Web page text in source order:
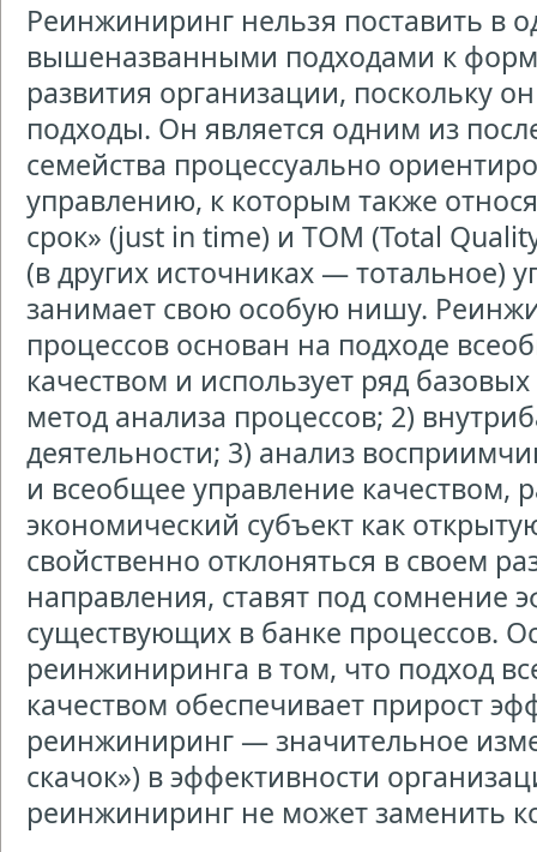
Реинжиниринг нельзя поставить в
вышеназванными подходами к
развития организации, поскольку
подходы. Он является одним из
семейства процессуально
управлению, к которым также
срок» (just in time) и ТОМ (Total
(в других источниках — тотальное)
занимает свою особую нишу.
процессов основан на подходе
качеством и использует ряд
метод анализа процессов; 2)
деятельности; 3) анализ
и всеобщее управление качеством,
экономический субъект как
свойственно отклоняться в своем
направления, ставят под сомнение
существующих в банке процессов.
реинжиниринга в том, что подход
качеством обеспечивает прирост
реинжиниринг — значительное
скачок») в эффективности
реинжиниринг не может заменить